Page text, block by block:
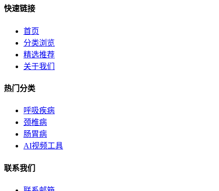
快速链接
首页
分类浏览
精选推荐
关于我们
热门分类
呼吸疾病
颈椎病
肠胃病
AI视频工具
联系我们